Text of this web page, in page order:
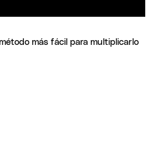
más fácil para multiplicarlo